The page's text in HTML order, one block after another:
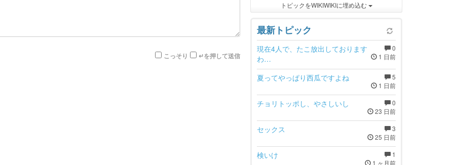
こっそり ↵を押して送信
トピックをWIKIWIKIに埋め込む
最新トピック
0
1 日前
現在4人で、たこ放出しております
わ…
5
1 日前
夏ってやっぱり西瓜ですよね
0
23 日前
チョリトッポし、やさしいし
3
25 日前
セックス
1
1 ヶ月前
検いけ